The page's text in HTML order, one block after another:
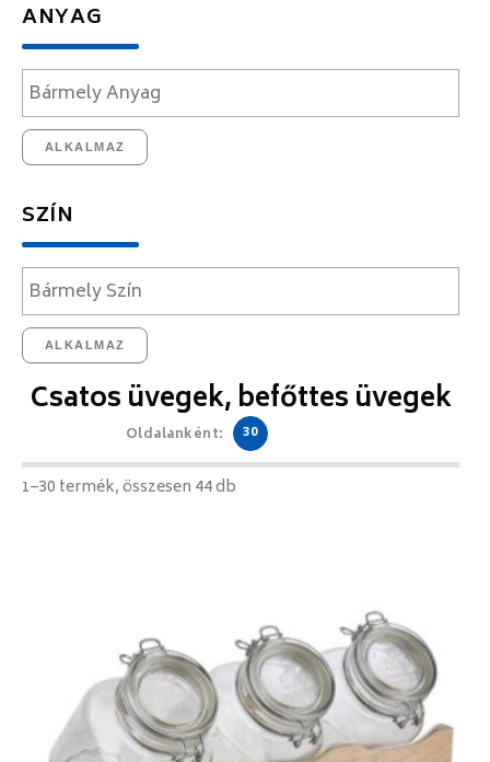
ANYAG
ALKALMAZ
SZÍN
ALKALMAZ
Csatos üvegek, befőttes üvegek
Oldalanként: 30
1–30 termék, összesen 44 db